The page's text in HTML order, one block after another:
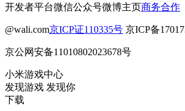
开发者平台微信公众号微博主页商务合作
@wali.com京ICP证110335号 京ICP备
京公网安备11010802023678号
小米游戏中心
发现游戏 发现你
下载